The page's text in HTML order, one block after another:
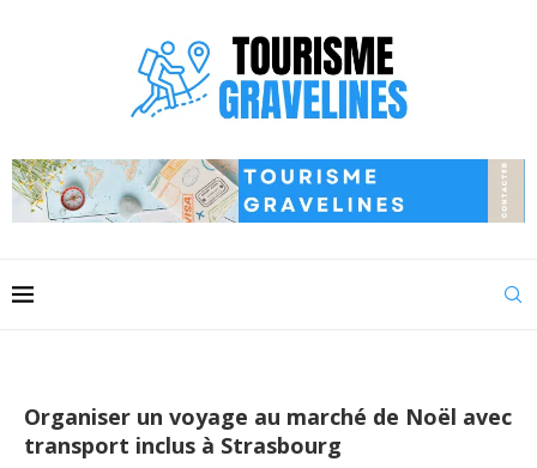
Organiser un voyage au marché de Noël avec
transport inclus à Strasbourg